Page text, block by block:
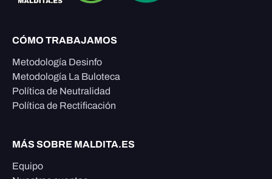
CÓMO TRABAJAMOS
Metodología Desinfo
Metodología La Buloteca
Política de Neutralidad
Política de Rectificación
MÁS SOBRE MALDITA.ES
Equipo